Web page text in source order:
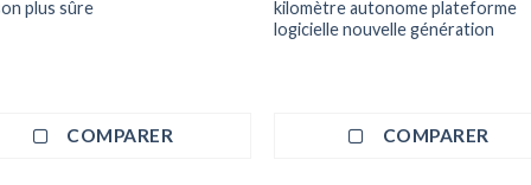
plus sûre
COMPARER
kilomètre autonome plateforme
logicielle nouvelle génération
COMPARER